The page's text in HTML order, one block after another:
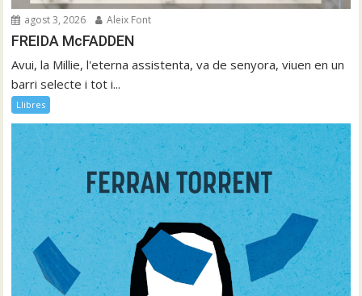
agost 3, 2026 Aleix Font
FREIDA McFADDEN
Avui, la Millie, l'eterna assistenta, va de senyora, viuen en un
barri selecte i tot i...
Llibres